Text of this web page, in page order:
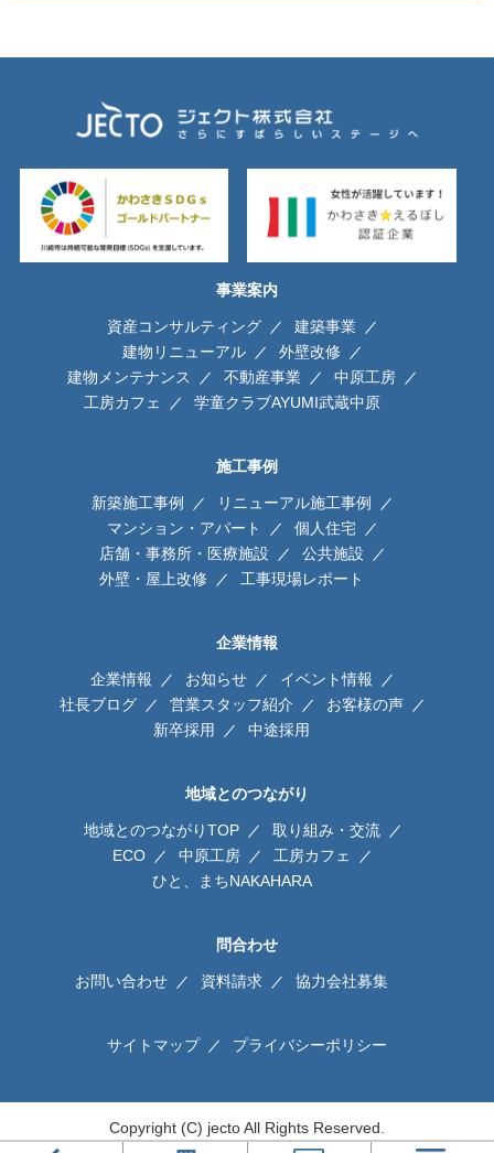
事業案内
資産コンサルティング
建築事業
建物リニューアル
外壁改修
建物メンテナンス
不動産事業
中原工房
工房カフェ
学童クラブAYUMI武蔵中原
施工事例
新築施工事例
リニューアル施工事例
マンション・アパート
個人住宅
店舗・事務所・医療施設
公共施設
外壁・屋上改修
工事現場レポート
企業情報
企業情報 お知らせ
イベント情報
社長ブログ
営業スタッフ紹介
お客様の声
新卒採用
中途採用
地域とのつながり
地域とのつながりTOP
取り組み・交流
ECO
中原工房
工房カフェ
ひと、まちNAKAHARA
問合わせ
お問い合わせ 資料請求 協力会社募集
サイトマップ プライバシーポリシー
Copyright (C) jecto All Rights Reserved.